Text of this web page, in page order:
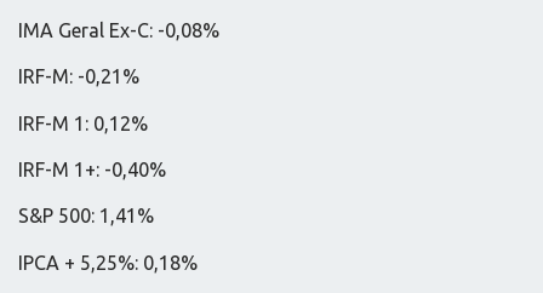
IMA Geral Ex-C: -0,08%
IRF-M: -0,21%
IRF-M 1: 0,12%
IRF-M 1+: -0,40%
S&P 500: 1,41%
IPCA + 5,25%: 0,18%